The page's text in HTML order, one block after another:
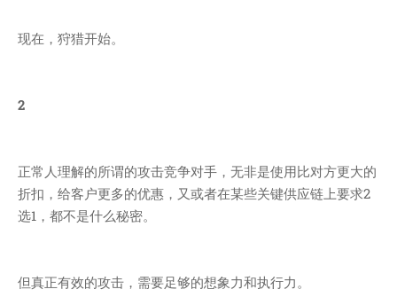
现在，狩猎开始。
2
正常人理解的所谓的攻击竞争对手，无非是使用比对方更大的
折扣，给客户更多的优惠，又或者在某些关键供应链上要求2
选1，都不是什么秘密。
但真正有效的攻击，需要足够的想象力和执行力。